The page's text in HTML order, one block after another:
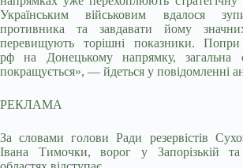
Українським військовим вдалося
противника та завдавати йому
перевищують торішні показники.
рф на Донецькому напрямку, загальна
покращується», — йдеться у повідомленні
РЕКЛАМА
За словами голови Ради резервістів
Івана Тимочки, ворог у Запорізькій та